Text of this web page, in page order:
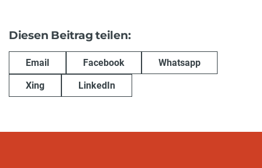
Diesen Beitrag teilen:
Email Facebook Whatsapp
Xing LinkedIn